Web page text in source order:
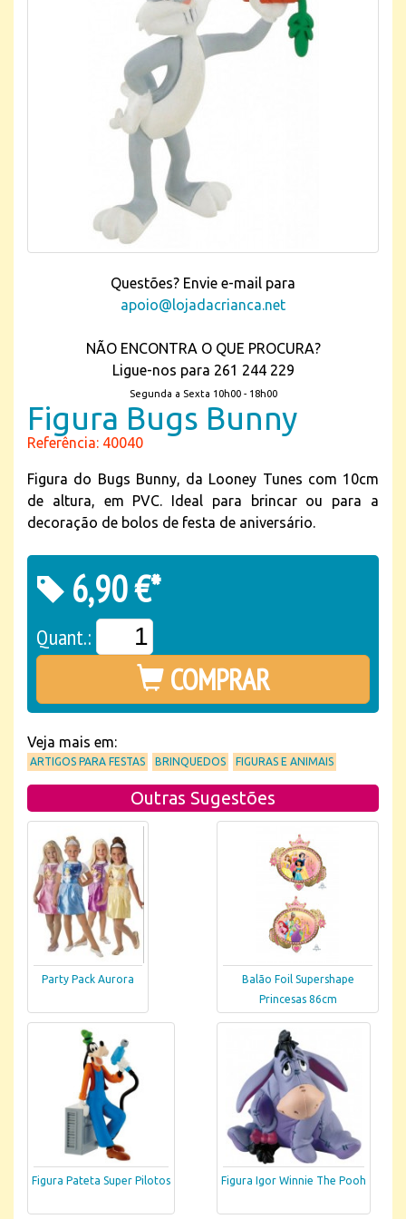
Questões? Envie e-mail para
apoio@lojadacrianca.net
NÃO ENCONTRA O QUE PROCURA?
Ligue-nos para 261 244 229
Segunda a Sexta 10h00 - 18h00
Figura Bugs Bunny
Referência: 40040
Figura do Bugs Bunny, da Looney Tunes com 10cm
de altura, em PVC. Ideal para brincar ou para a
decoração de bolos de festa de aniversário.
6,90 €*
Quant.:
COMPRAR
Veja mais em:
ARTIGOS PARA FESTAS BRINQUEDOS FIGURAS E ANIMAIS
Outras Sugestões
Party Pack Aurora
Balão Foil Supershape
Princesas 86cm
Figura Pateta Super Pilotos Figura Igor Winnie The Pooh